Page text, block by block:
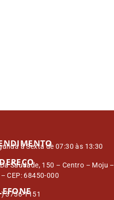
à Sexta de 07:30 às 13:30
Saudade, 150 – Centro – Moju –
– CEP: 68450-000
3756-1151